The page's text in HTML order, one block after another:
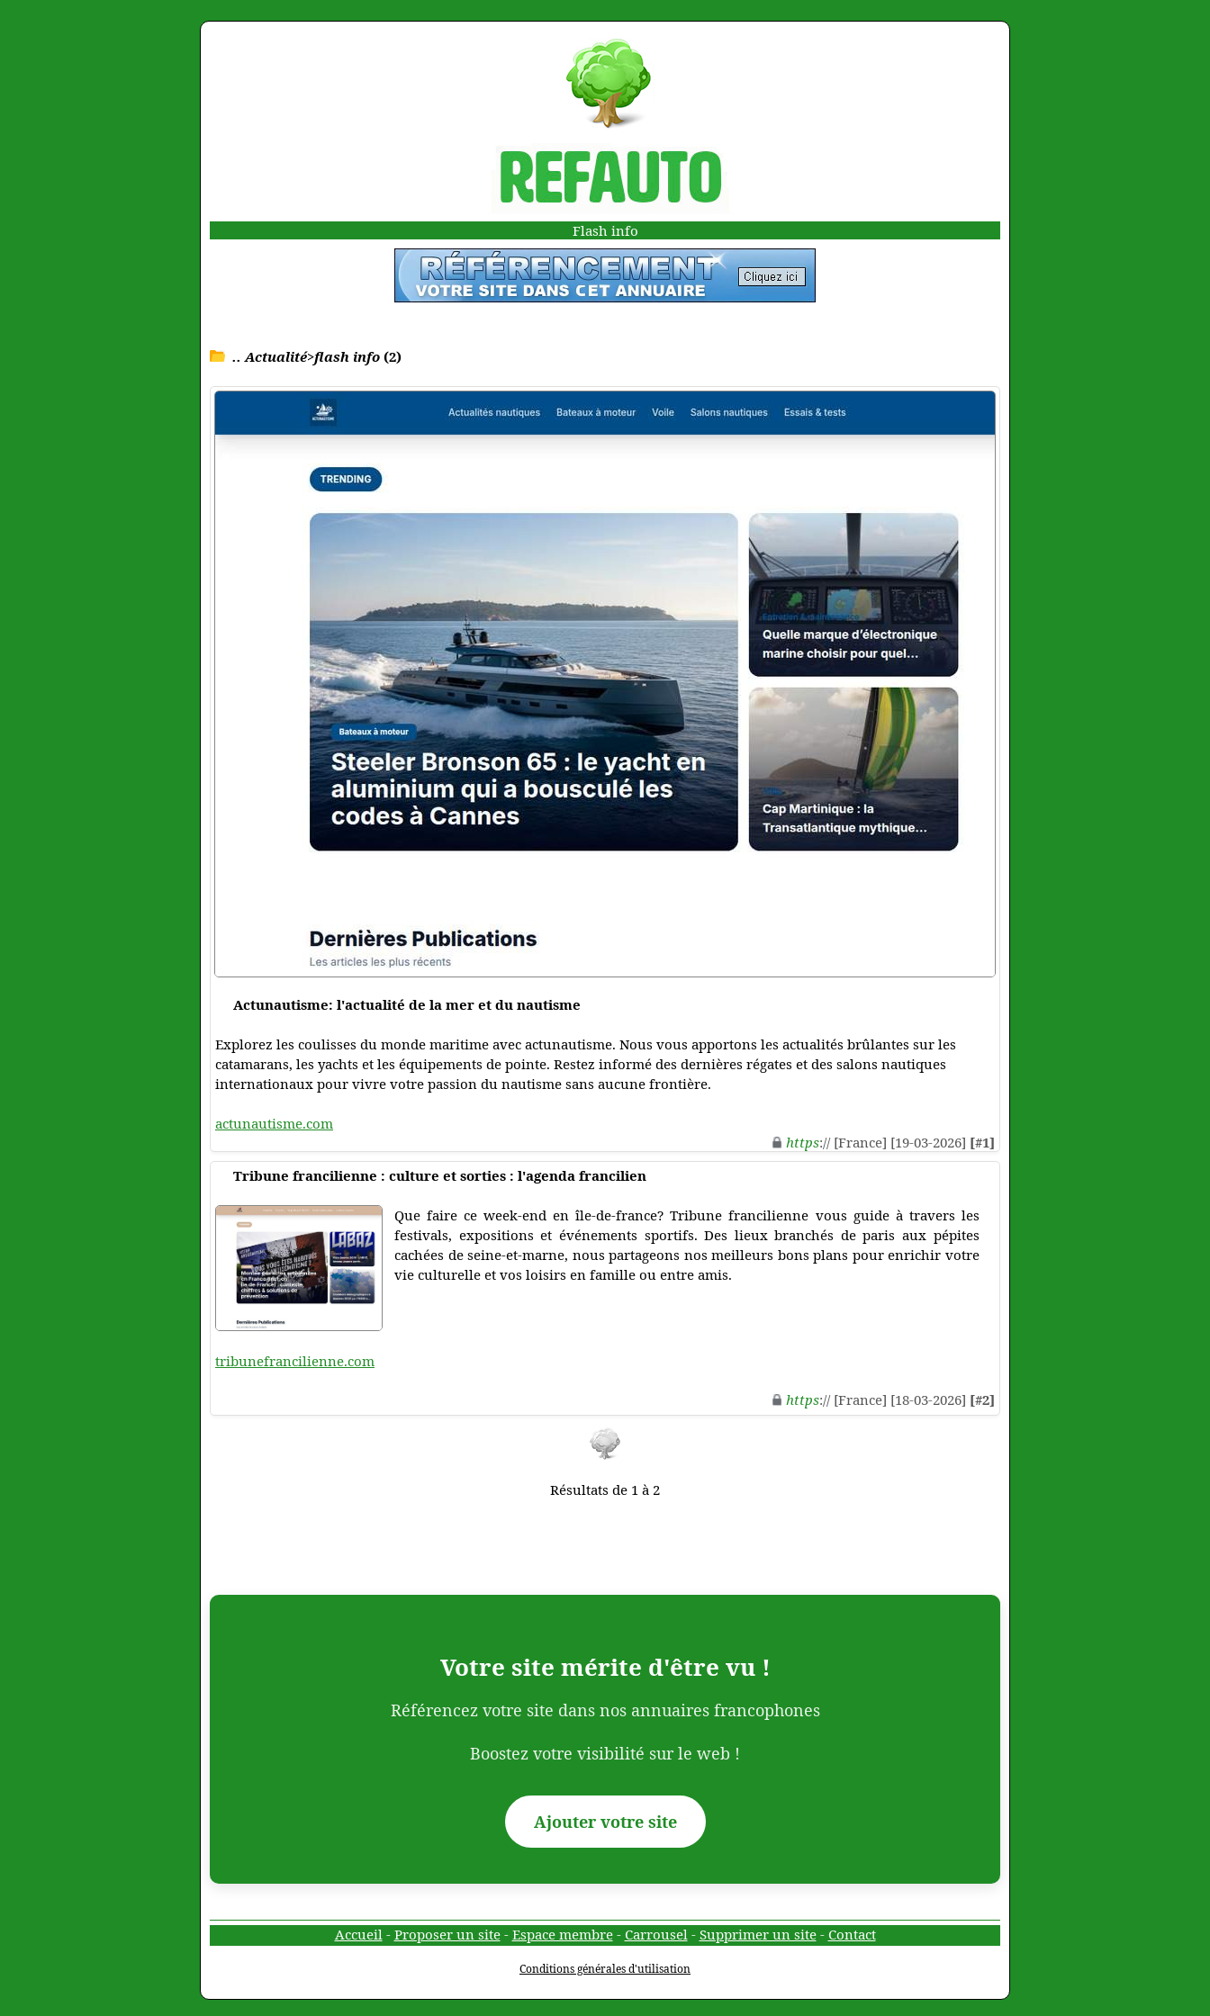
Flash info
.. Actualité>flash info (2)
Actunautisme: l'actualité de la mer et du nautisme
Explorez les coulisses du monde maritime avec actunautisme. Nous vous apportons les actualités brûlantes sur les
catamarans, les yachts et les équipements de pointe. Restez informé des dernières régates et des salons nautiques
internationaux pour vivre votre passion du nautisme sans aucune frontière.
actunautisme.com
https:// [France] [19-03-2026] [#1]
Tribune francilienne : culture et sorties : l'agenda francilien
Que faire ce week-end en île-de-france? Tribune francilienne vous guide à travers les
festivals, expositions et événements sportifs. Des lieux branchés de paris aux pépites
cachées de seine-et-marne, nous partageons nos meilleurs bons plans pour enrichir votre
vie culturelle et vos loisirs en famille ou entre amis.
tribunefrancilienne.com
https:// [France] [18-03-2026] [#2]
Résultats de 1 à 2
Votre site mérite d'être vu !
Référencez votre site dans nos annuaires francophones
Boostez votre visibilité sur le web !
Ajouter votre site
Accueil - Proposer un site- Espace membre- Carrousel - Supprimer un site- Contact
Conditions générales d'utilisation